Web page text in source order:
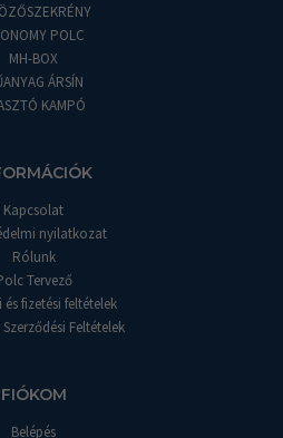
POLC
MH-BOX
ÁRSÍN
KAMPÓ
Kapcsolat
nyilatkozat
Rólunk
Tervező
és fizetési feltételek
Feltételek
FIÓKOM
Belépés